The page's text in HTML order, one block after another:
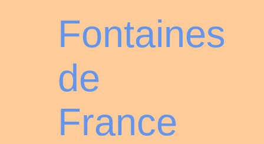
Fontaines
de
France